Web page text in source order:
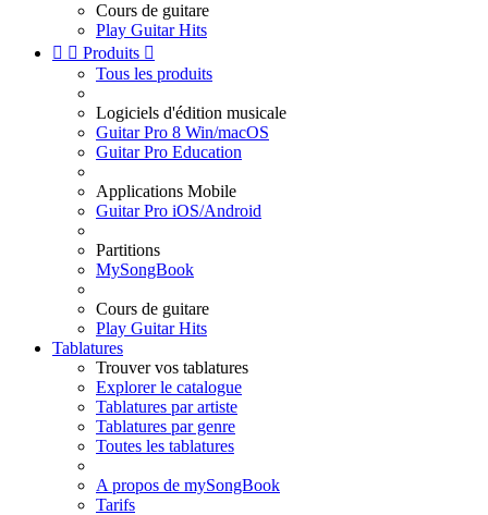
Cours de guitare
Play Guitar Hits
  Produits 
Tous les produits
Logiciels d'édition musicale
Guitar Pro 8 Win/macOS
Guitar Pro Education
Applications Mobile
Guitar Pro iOS/Android
Partitions
MySongBook
Cours de guitare
Play Guitar Hits
Tablatures
Trouver vos tablatures
Explorer le catalogue
Tablatures par artiste
Tablatures par genre
Toutes les tablatures
A propos de mySongBook
Tarifs